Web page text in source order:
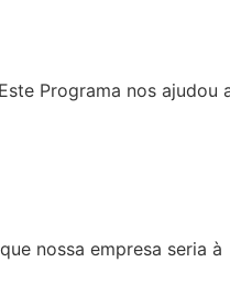
Programa nos ajudou
nossa empresa seria à